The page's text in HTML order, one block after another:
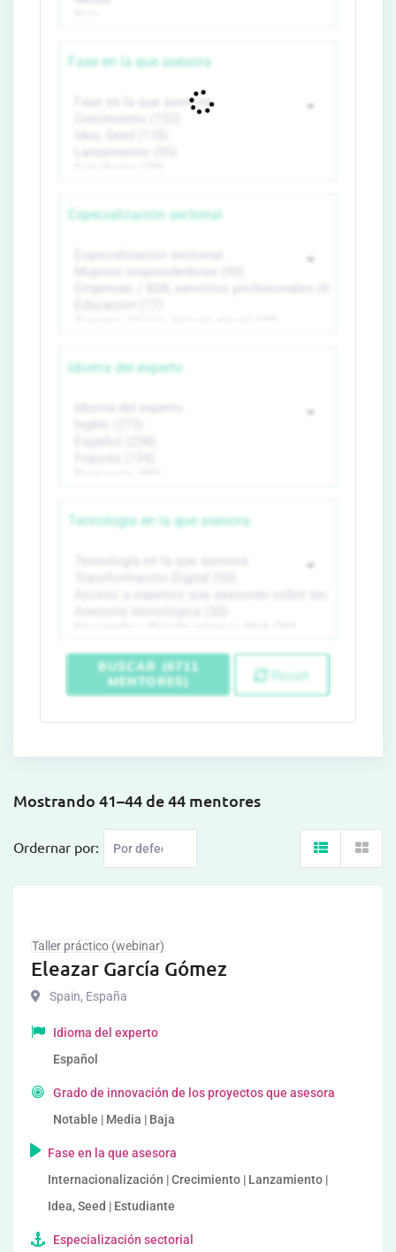
Fase en la que asesora
Especialización sectorial
Idioma del experto
Tecnología en la que asesora
BUSCAR (6711
MENTORES)
Reset
Mostrando 41–44 de 44 mentores
Ordernar por:
Taller práctico (webinar)
Eleazar García Gómez
Spain, España
Idioma del experto
Español
Grado de innovación de los proyectos que asesora
Notable | Media | Baja
Fase en la que asesora
Internacionalización | Crecimiento | Lanzamiento |
Idea, Seed | Estudiante
Especialización sectorial